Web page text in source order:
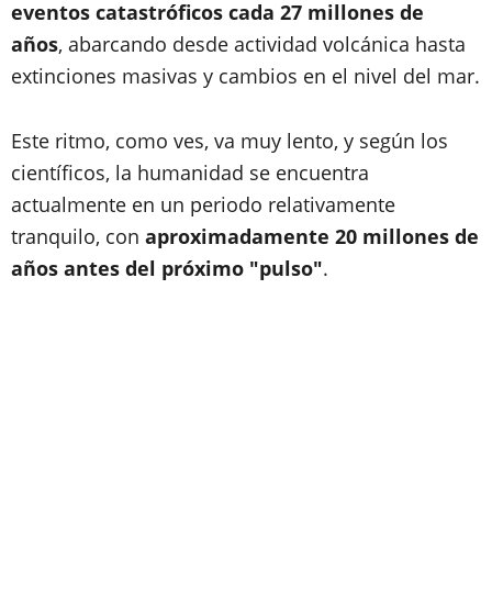
eventos catastróficos cada 27 millones de
años, abarcando desde actividad volcánica hasta
extinciones masivas y cambios en el nivel del mar.
Este ritmo, como ves, va muy lento, y según los
científicos, la humanidad se encuentra
actualmente en un periodo relativamente
tranquilo, con aproximadamente 20 millones de
años antes del próximo "pulso".